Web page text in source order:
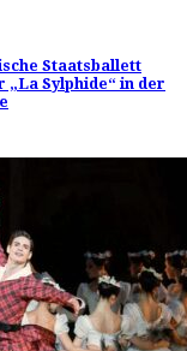
Staatsballett
Sylphide“ in der